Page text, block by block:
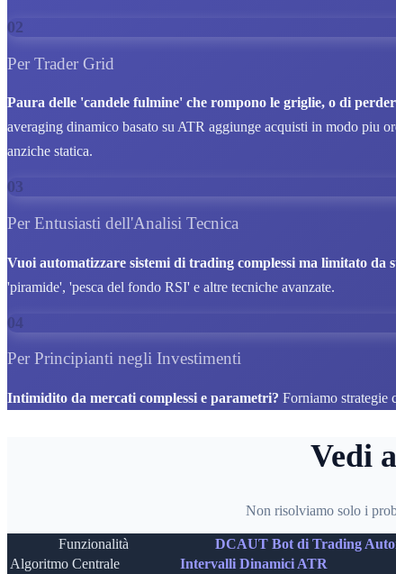
02
Per Trader Grid
Paura delle 'candele fulmine' che rompono le griglie, o di
averaging dinamico basato su ATR aggiunge acquisti in modo piu
anziche statica.
03
Per Entusiasti dell'Analisi Tecnica
Vuoi automatizzare sistemi di trading complessi ma limitato da
'piramide', 'pesca del fondo RSI' e altre tecniche avanzate.
04
Per Principianti negli Investimenti
Intimidito da mercati complessi e parametri? Forniamo strategie
Vedi
Non risolviamo solo i
Funzionalità DCAUT Bot di Trading
Algoritmo Centrale
Intervalli Dinamici ATR